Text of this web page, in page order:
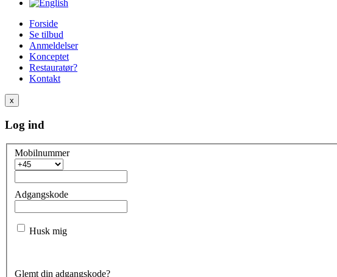
Forside
Se tilbud
Anmeldelser
Konceptet
Restauratør?
Kontakt
x
Log ind
Mobilnummer
Adgangskode
Husk mig
Glemt din adgangskode?